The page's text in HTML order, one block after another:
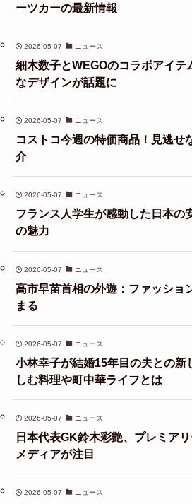
ーツカーの最新情報
2026-05-07 ニュース
細木数子とWEGOのコラボアイテ
なデザインが話題に
2026-05-07 ニュース
コストコ今週の特価商品！見逃せ
介
2026-05-07 ニュース
フランス人学生が感動した日本の
の魅力
2026-05-07 ニュース
高市早苗首相の外遊：ファッショ
まる
2026-05-07 ニュース
小林幸子が結婚15年目の夫との新
しむ料理や町中華ライフとは
2026-05-07 ニュース
日本代表GK鈴木彩艶、プレミア
メディアが注目
2026-05-07 ニュース